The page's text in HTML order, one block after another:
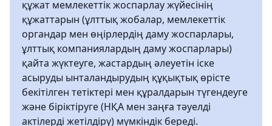
құжат мемлекеттік жоспарлау жүйесінің
құжаттарын (ұлттық жобалар, мемлекеттік
органдар мен өңірлердің даму жоспарлары,
ұлттық компаниялардың даму жоспарлары)
қайта жүктеуге, жастардың әлеуетін іске
асыруды ынталандырудың құқықтық өрісте
бекітілген тетіктері мен құралдарын түгендеуге
және біріктіруге (НҚА мен заңға тәуелді
актілерді жетілдіру) мүмкіндік береді.